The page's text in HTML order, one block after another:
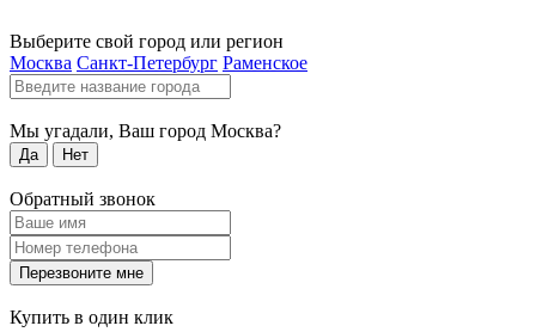
Выберите свой город или регион
Москва Санкт-Петербург Раменское
Мы угадали, Ваш город Москва?
Да Нет
Обратный звонок
Перезвоните мне
Купить в один клик